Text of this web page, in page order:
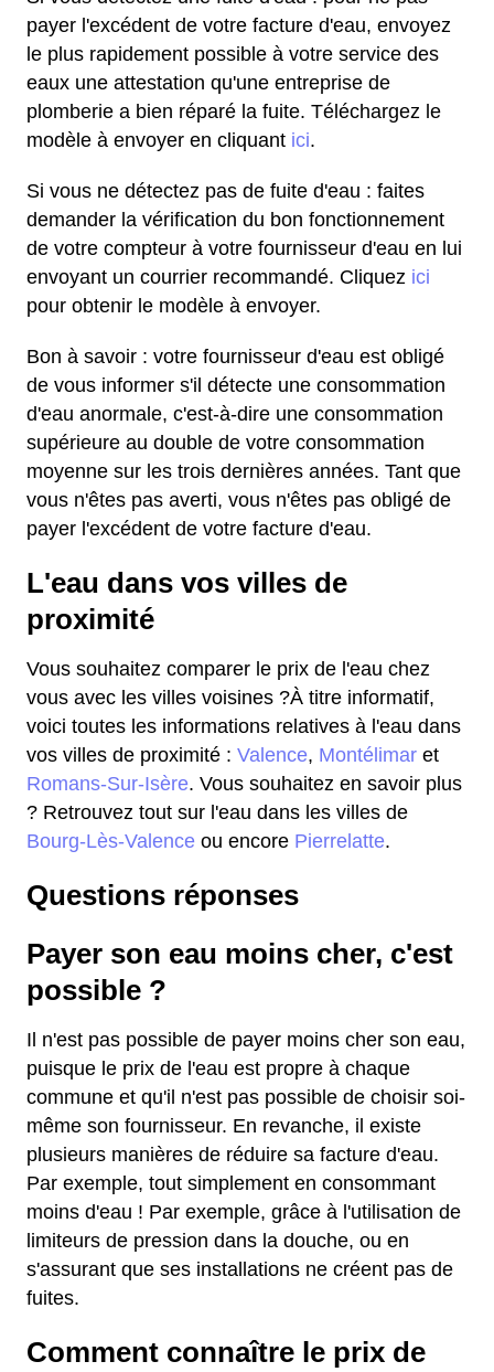
payer l'excédent de votre facture d'eau, envoyez
le plus rapidement possible à votre service des
eaux une attestation qu'une entreprise de
plomberie a bien réparé la fuite. Téléchargez le
modèle à envoyer en cliquant ici.
Si vous ne détectez pas de fuite d'eau : faites
demander la vérification du bon fonctionnement
de votre compteur à votre fournisseur d'eau en lui
envoyant un courrier recommandé. Cliquez ici
pour obtenir le modèle à envoyer.
Bon à savoir : votre fournisseur d'eau est obligé
de vous informer s'il détecte une consommation
d'eau anormale, c'est-à-dire une consommation
supérieure au double de votre consommation
moyenne sur les trois dernières années. Tant que
vous n'êtes pas averti, vous n'êtes pas obligé de
payer l'excédent de votre facture d'eau.
L'eau dans vos villes de
proximité
Vous souhaitez comparer le prix de l'eau chez
vous avec les villes voisines ?À titre informatif,
voici toutes les informations relatives à l'eau dans
vos villes de proximité : Valence, Montélimar et
Romans-Sur-Isère. Vous souhaitez en savoir plus
? Retrouvez tout sur l'eau dans les villes de
Bourg-Lès-Valence ou encore Pierrelatte.
Questions réponses
Payer son eau moins cher, c'est
possible ?
Il n'est pas possible de payer moins cher son eau,
puisque le prix de l'eau est propre à chaque
commune et qu'il n'est pas possible de choisir soi-
même son fournisseur. En revanche, il existe
plusieurs manières de réduire sa facture d'eau.
Par exemple, tout simplement en consommant
moins d'eau ! Par exemple, grâce à l'utilisation de
limiteurs de pression dans la douche, ou en
s'assurant que ses installations ne créent pas de
fuites.
Comment connaître le prix de